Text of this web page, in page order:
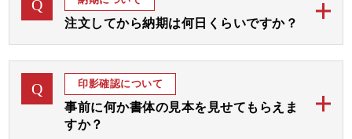
Q
注文してから納期は何日くらいですか？
A
りしてご確認後お彫りして 約1週間から10日にて発送
予定でございます。
お急ぎの場合には字体をお任せいただき「完成見本確
Q 印影確認について
事前に何か書体の見本を見せてもらえま
すか？